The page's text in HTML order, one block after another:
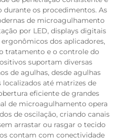
os procedimentos. As
de microagulhamento
por LED, displays digitais
dos aplicadores,
tratamento e o controle do
suportam diversas
de agulhas, desde agulhas
até matrizes de
eficiente de grandes
de microagulhamento opera
de oscilação, criando canais
arrastar ou rasgar o tecido
contam com conectividade